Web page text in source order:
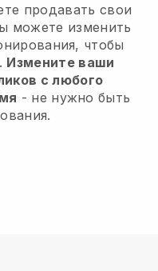
продавать свои
можете изменить
чтобы
Измените ваши
с любого
- не нужно быть